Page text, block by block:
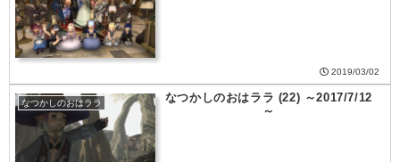
2019/03/02
なつかしのおはララ
なつかしのおはララ (22) ～2017/7/12
～